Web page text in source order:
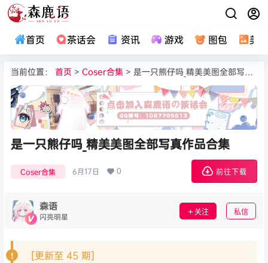
首页 茶话会 资讯 游戏 图包 美
当前位置： 首页 > Coser合集 > 是一只熊仔吗_精美美图全部写真作品合集
是一只熊仔吗_精美美图全部写真作品合集
Coser合集 6月17日 0 前往下载
森语
闪亮明星 关注 私信
[更新至 45 期]